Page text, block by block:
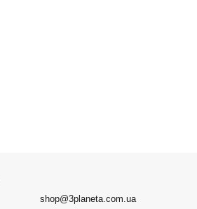
shop@3planeta.com.ua